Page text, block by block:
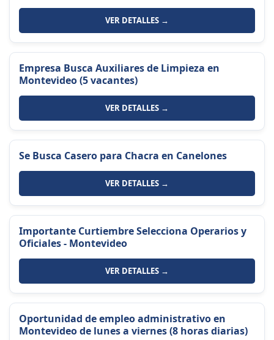
VER DETALLES →
Empresa Busca Auxiliares de Limpieza en
Montevideo (5 vacantes)
VER DETALLES →
Se Busca Casero para Chacra en Canelones
VER DETALLES →
Importante Curtiembre Selecciona Operarios y
Oficiales - Montevideo
VER DETALLES →
Oportunidad de empleo administrativo en
Montevideo de lunes a viernes (8 horas diarias)